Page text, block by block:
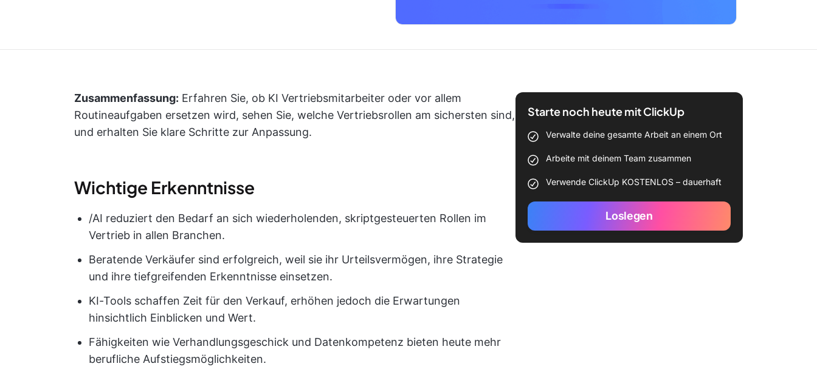
Zusammenfassung: Erfahren Sie, ob KI Vertriebsmitarbeiter oder vor allem
Routineaufgaben ersetzen wird, sehen Sie, welche Vertriebsrollen am sichersten sind,
und erhalten Sie klare Schritte zur Anpassung.
Wichtige Erkenntnisse
/AI reduziert den Bedarf an sich wiederholenden, skriptgesteuerten Rollen im
Vertrieb in allen Branchen.
Beratende Verkäufer sind erfolgreich, weil sie ihr Urteilsvermögen, ihre Strategie
und ihre tiefgreifenden Erkenntnisse einsetzen.
KI-Tools schaffen Zeit für den Verkauf, erhöhen jedoch die Erwartungen
hinsichtlich Einblicken und Wert.
Fähigkeiten wie Verhandlungsgeschick und Datenkompetenz bieten heute mehr
berufliche Aufstiegsmöglichkeiten.
Starte noch heute mit ClickUp
Verwalte deine gesamte Arbeit an einem Ort
Arbeite mit deinem Team zusammen
Verwende ClickUp KOSTENLOS – dauerhaft
Loslegen